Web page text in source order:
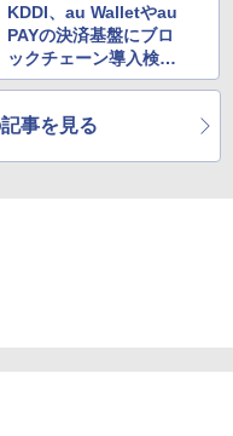
KDDI、au Walletやau
PAYの決済基盤にブロ
ックチェーン導入検討
か
事を見る